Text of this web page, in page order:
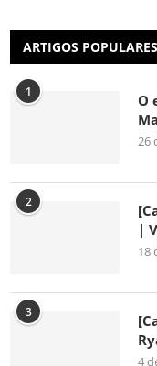
ARTIGOS POPULARES
1
O
26
2
|
18
3
4